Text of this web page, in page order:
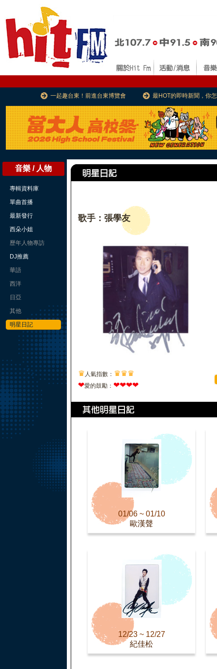
一起趣台東！前進台東博覽會 最HOT的即時新聞，你
音樂 / 人物
專輯資料庫
單曲首播
最新發行
西朵小姐
歷年人物專訪
DJ推薦
華語
西洋
日亞
其他
明星日記
歌手：張學友
♛ 人氣指數： ♛♛♛
❤愛的鼓勵： ❤❤❤❤
01/06 ~ 01/10
歐漢聲
12/23 ~ 12/27
紀佳松